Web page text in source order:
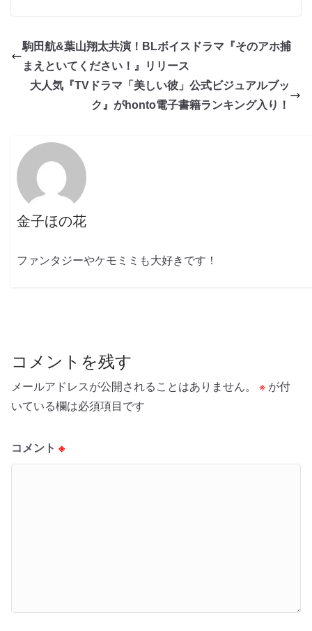
駒田航&葉山翔太共演！BLボイスドラマ『そのアホ捕
まえといてください！』リリース
大人気『TVドラマ「美しい彼」公式ビジュアルブッ
ク』がhonto電子書籍ランキング入り！
金子ほの花
ファンタジーやケモミミも大好きです！
コメントを残す
メールアドレスが公開されることはありません。 ※ が付
いている欄は必須項目です
コメント ※